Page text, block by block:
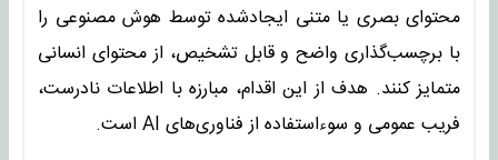
محتوای بصری یا متنی ایجادشده توسط هوش مصنوعی را
با برچسب‌گذاری واضح و قابل تشخیص، از محتوای انسانی
متمایز کنند. هدف از این اقدام، مبارزه با اطلاعات نادرست،
فریب عمومی و سوءاستفاده از فناوری‌های AI است.